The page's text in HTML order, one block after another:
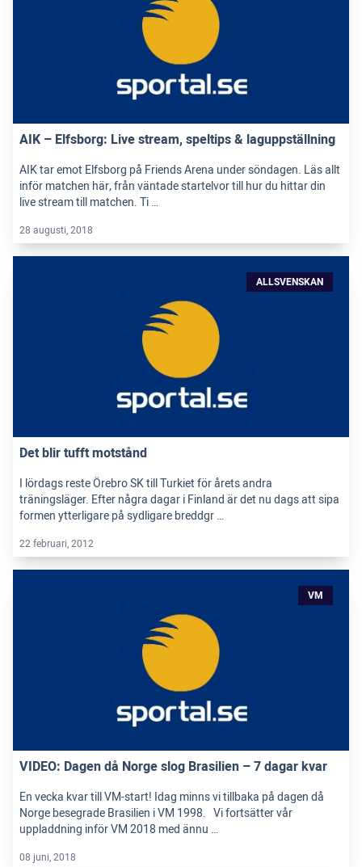
AIK – Elfsborg: Live stream, speltips & laguppställning
AIK tar emot Elfsborg på Friends Arena under söndagen. Läs allt
inför matchen här, från väntade startelvor till hur du hittar din
live stream till matchen. Ti …
28 augusti, 2018
ALLSVENSKAN
Det blir tufft motstånd
I lördags reste Örebro SK till Turkiet för årets andra
träningsläger. Efter några dagar i Finland är det nu dags att sipa
formen ytterligare på sydligare breddgr …
22 februari, 2012
VM
VIDEO: Dagen då Norge slog Brasilien – 7 dagar kvar
En vecka kvar till VM-start! Idag minns vi tillbaka på dagen då
Norge besegrade Brasilien i VM 1998. Vi fortsätter vår
uppladdning inför VM 2018 med ännu …
08 juni, 2018